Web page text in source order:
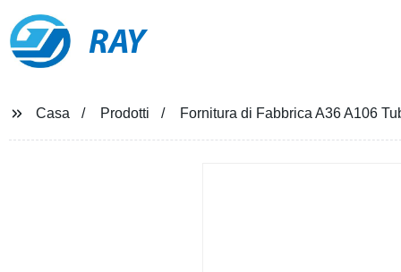
RAY
Casa Prodotti Fornitura di Fabbrica A36 A106